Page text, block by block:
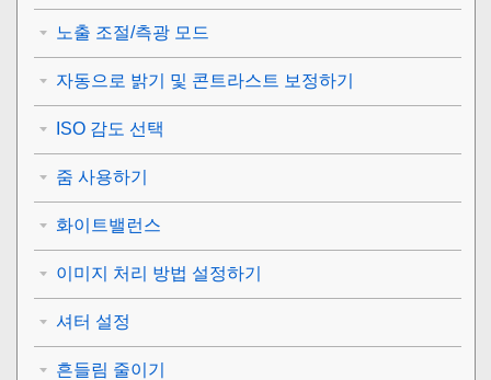
노출 조절/측광 모드
자동으로 밝기 및 콘트라스트 보정하기
ISO 감도 선택
줌 사용하기
화이트밸런스
이미지 처리 방법 설정하기
셔터 설정
흔들림 줄이기